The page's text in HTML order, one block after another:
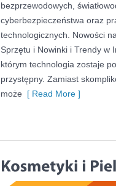
bezprzewodowych,
cyberbezpieczeństwa oraz
technologicznych. Nowości
Sprzętu i Nowinki i Trendy w
którym technologia zostaje
przystępny. Zamiast
może [ Read More ]